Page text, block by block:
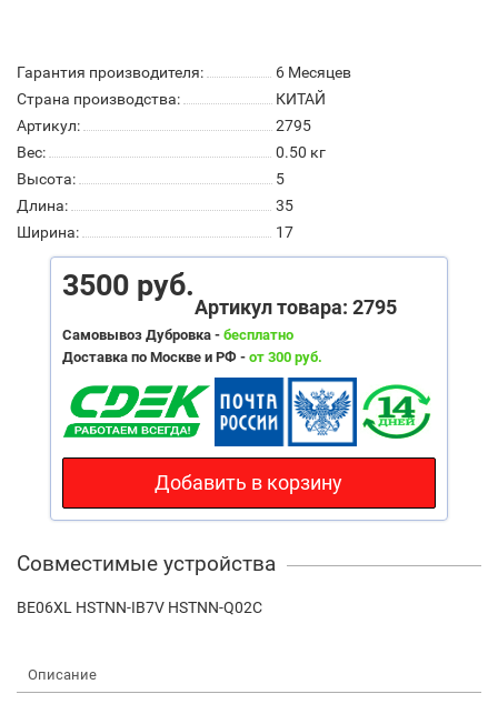
Гарантия производителя:
6 Месяцев
Страна производства:
КИТАЙ
Артикул:
2795
Вес:
0.50 кг
Высота:
5
Длина:
35
Ширина:
17
3500 руб.
Артикул товара: 2795
Самовывоз Дубровка - бесплатно
Доставка по Москве и РФ - от 300 руб.
Добавить в корзину
Совместимые устройства
BE06XL HSTNN-IB7V HSTNN-Q02C
Описание